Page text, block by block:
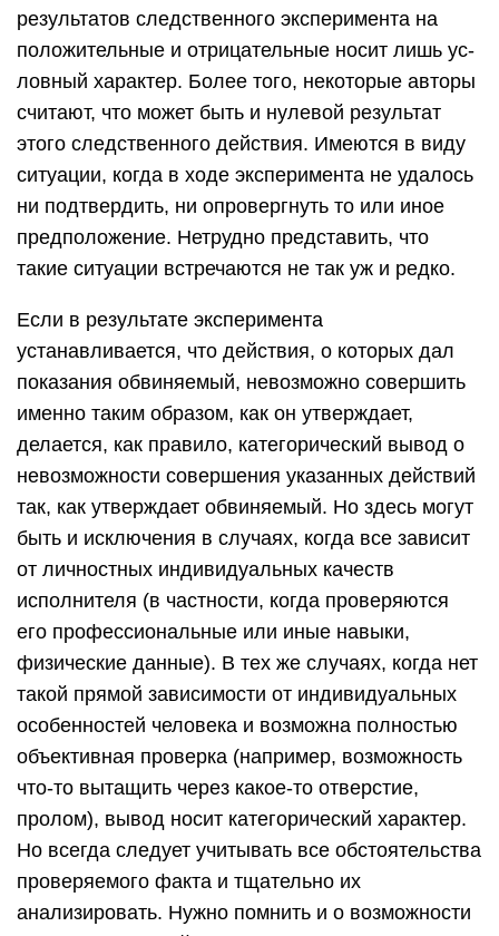
результатов следственно­го эксперимента на
положительные и отрицательные носит лишь ус­
ловный характер. Более того, некоторые авторы
считают, что может быть и нулевой результат
этого следственного действия. Имеются в виду
ситуации, когда в ходе эксперимента не удалось
ни подтвердить, ни опровергнуть то или иное
предположение. Нетрудно представить, что
такие ситуации встречаются не так уж и редко.
Если в результате эксперимента
устанавливается, что действия, о которых дал
показания обвиняемый, невозможно совершить
именно таким образом, как он утверждает,
делается, как правило, категориче­ский вывод о
невозможности совершения указанных действий
так, как утверждает обвиняемый. Но здесь могут
быть и исключения в случаях, когда все зависит
от личностных индивидуальных качеств
исполните­ля (в частности, когда проверяются
его профессиональные или иные навыки,
физические данные). В тех же случаях, когда нет
такой пря­мой зависимости от индивидуальных
особенностей человека и возмож­на полностью
объективная проверка (например, возможность
что-то вытащить через какое-то отверстие,
пролом), вывод носит категориче­ский характер.
Но всегда следует учитывать все обстоятельства
прове­ряемого факта и тщательно их
анализировать. Нужно помнить и о воз­можности